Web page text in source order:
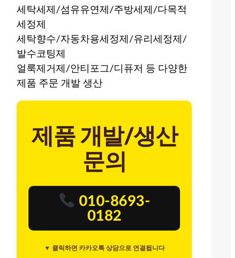
세탁세제/섬유유연제/주방세제/다목적
세정제
세탁향수/자동차용세정제/유리세정제/
발수코팅제
얼룩제거제/안티포그/디퓨저 등 다양한
제품 주문 개발 생산
제품 개발/생산
문의
010-8693-
0182
▼ 클릭하면 카카오톡 상담으로 연결됩니다